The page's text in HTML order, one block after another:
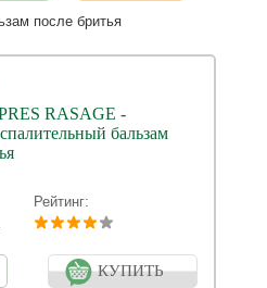
после бритья
RASAGE -
бальзам
Рейтинг:
КУПИТЬ